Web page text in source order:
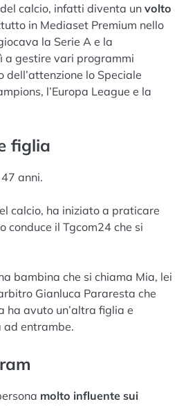
calcio, infatti diventa un volto
in Mediaset Premium nello
la Serie A e la
a gestire vari programmi
dell’attenzione lo Speciale
l’Europa League e la
figlia
anni.
calcio, ha iniziato a praticare
conduce il Tgcom24 che si
bambina che si chiama Mia, lei
Gianluca Pararesta che
ha avuto un’altra figlia e
ad entrambe.
molto influente sui